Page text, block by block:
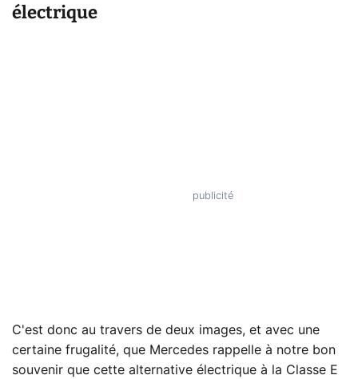
électrique
C'est donc au travers de deux images, et avec une
certaine frugalité, que Mercedes rappelle à notre bon
souvenir que cette alternative électrique à la Classe E